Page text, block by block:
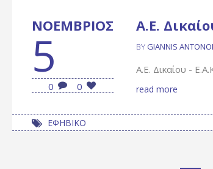
ΝΟΈΜΒΡΙΟΣ
5
0 0
Α.Ε.
BY GIANNIS
Α.Ε. Δικαίου -
read more
ΕΦΗΒΙΚΟ